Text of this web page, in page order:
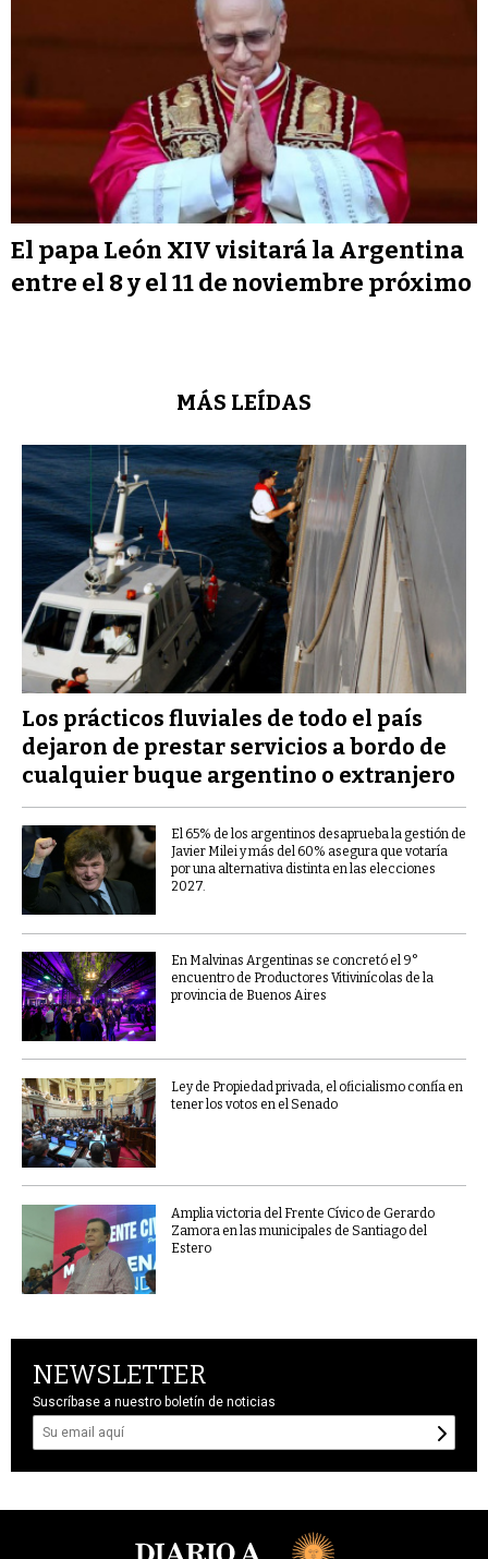
El papa León XIV visitará la Argentina
entre el 8 y el 11 de noviembre próximo
MÁS LEÍDAS
Los prácticos fluviales de todo el país
dejaron de prestar servicios a bordo de
cualquier buque argentino o extranjero
El 65% de los argentinos desaprueba la gestión de
Javier Milei y más del 60% asegura que votaría
por una alternativa distinta en las elecciones
2027.
En Malvinas Argentinas se concretó el 9°
encuentro de Productores Vitivinícolas de la
provincia de Buenos Aires
Ley de Propiedad privada, el oficialismo confía en
tener los votos en el Senado
Amplia victoria del Frente Cívico de Gerardo
Zamora en las municipales de Santiago del
Estero
NEWSLETTER
Suscríbase a nuestro boletín de noticias